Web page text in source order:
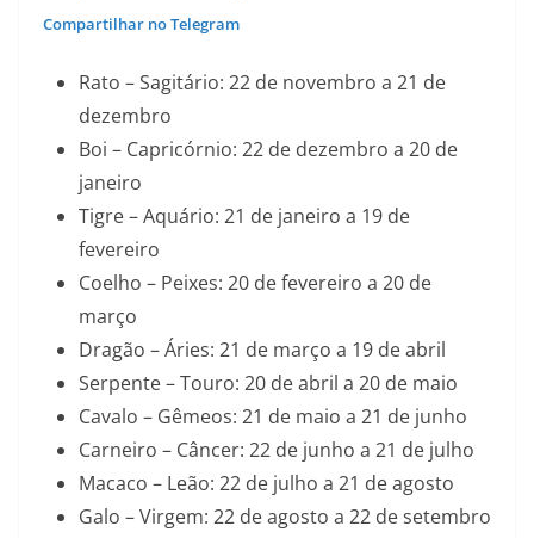
Compartilhar no Telegram
Rato – Sagitário: 22 de novembro a 21 de
dezembro
Boi – Capricórnio: 22 de dezembro a 20 de
janeiro
Tigre – Aquário: 21 de janeiro a 19 de
fevereiro
Coelho – Peixes: 20 de fevereiro a 20 de
março
Dragão – Áries: 21 de março a 19 de abril
Serpente – Touro: 20 de abril a 20 de maio
Cavalo – Gêmeos: 21 de maio a 21 de junho
Carneiro – Câncer: 22 de junho a 21 de julho
Macaco – Leão: 22 de julho a 21 de agosto
Galo – Virgem: 22 de agosto a 22 de setembro